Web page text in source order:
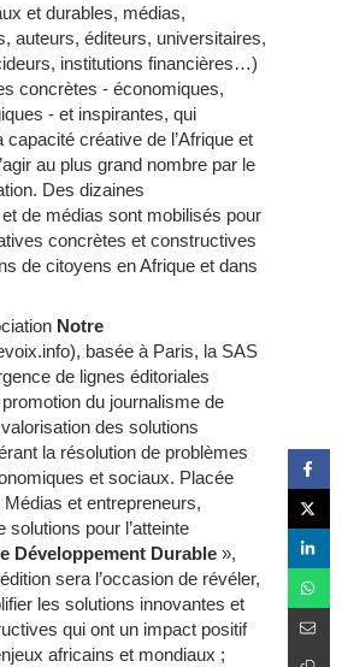
et durables, médias,
auteurs, éditeurs, universitaires,
institutions financières…)
concrètes - économiques,
- et inspirantes, qui
capacité créative de l’Afrique et
au plus grand nombre par le
Des dizaines
et de médias sont mobilisés pour
concrètes et constructives
de citoyens en Afrique et dans
Notre
basée à Paris, la SAS
de lignes éditoriales
du journalisme de
des solutions
la résolution de problèmes
et sociaux. Placée
et entrepreneurs,
solutions pour l’atteinte
Développement Durable »,
sera l’occasion de révéler,
les solutions innovantes et
qui ont un impact positif
africains et mondiaux ;